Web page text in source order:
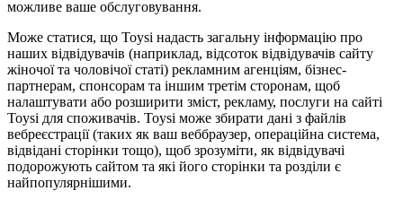
можливе ваше обслуговування.
Може статися, що Toysi надасть загальну інформацію про
наших відвідувачів (наприклад, відсоток відвідувачів сайту
жіночої та чоловічої статі) рекламним агенціям, бізнес-
партнерам, спонсорам та іншим третім сторонам, щоб
налаштувати або розширити зміст, рекламу, послуги на сайті
Toysi для споживачів. Toysi може збирати дані з файлів
вебреєстрації (таких як ваш веббраузер, операційна система,
відвідані сторінки тощо), щоб зрозуміти, як відвідувачі
подорожують сайтом та які його сторінки та розділи є
найпопулярнішими.